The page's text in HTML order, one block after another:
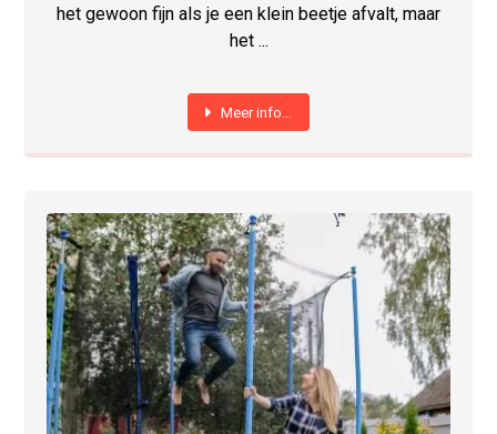
het gewoon fijn als je een klein beetje afvalt, maar
het ...
Meer info...